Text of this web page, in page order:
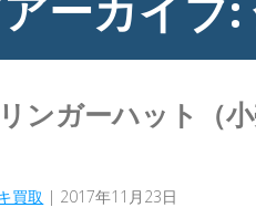
ンガーハット（
買取 | 2017年11月23日